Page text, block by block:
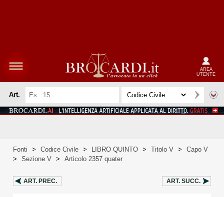
AREA
UTENTE
Art.
Fonti > Codice Civile > LIBRO QUINTO > Titolo V >
Capo V
>
Sezione V > Articolo 2357 quater
ART. PREC. ART. SUCC.